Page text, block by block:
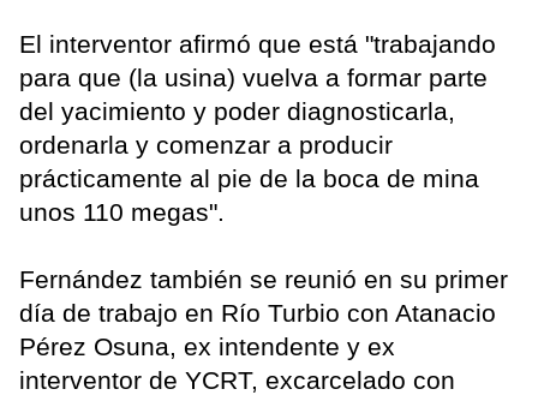
El interventor afirmó que está "trabajando
para que (la usina) vuelva a formar parte
del yacimiento y poder diagnosticarla,
ordenarla y comenzar a producir
prácticamente al pie de la boca de mina
unos 110 megas".
Fernández también se reunió en su primer
día de trabajo en Río Turbio con Atanacio
Pérez Osuna, ex intendente y ex
interventor de YCRT, excarcelado con